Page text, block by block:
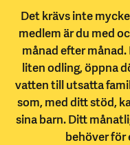
Det krävs inte
medlem är du med
månad efter
liten odling, öppna
vatten till utsatta
som, med ditt stöd,
sina barn. Ditt
behöver för